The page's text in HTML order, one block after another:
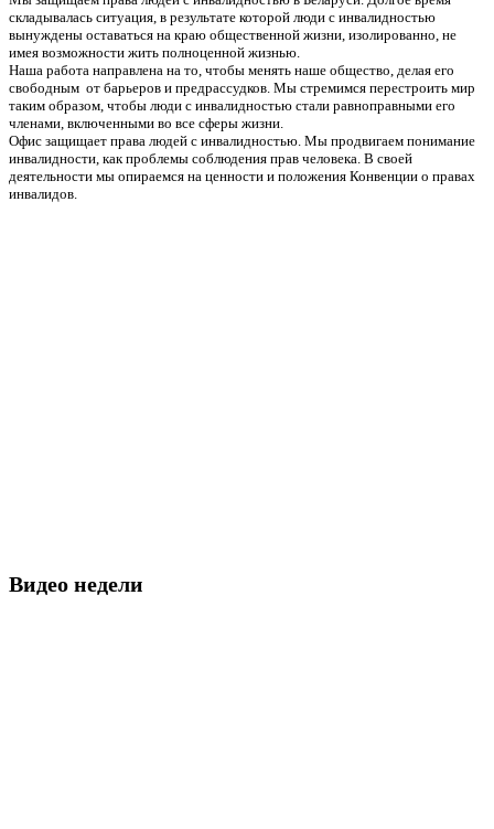
складывалась ситуация, в результате которой люди с инвалидностью
вынуждены оставаться на краю общественной жизни, изолированно, не
имея возможности жить полноценной жизнью.
Наша работа направлена на то, чтобы менять наше общество, делая его
свободным от барьеров и предрассудков. Мы стремимся перестроить мир
таким образом, чтобы люди с инвалидностью стали равноправными его
членами, включенными во все сферы жизни.
Офис защищает права людей с инвалидностью. Мы продвигаем понимание
инвалидности, как проблемы соблюдения прав человека. В своей
деятельности мы опираемся на ценности и положения Конвенции о правах
инвалидов.
Видео недели